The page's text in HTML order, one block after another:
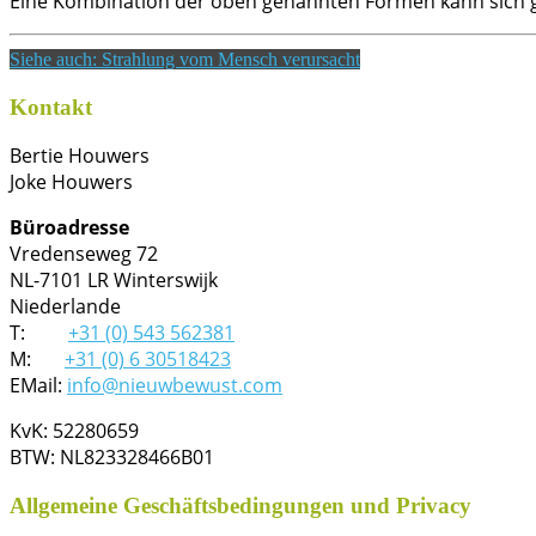
Siehe auch: Strahlung vom Mensch verursacht
Kontakt
Bertie Houwers
Joke Houwers
Büroadresse
Vredenseweg 72
NL-7101 LR Winterswijk
Niederlande
T: +31 (0) 543 562381
M:
+31 (0) 6 30518423
EMail: info@nieuwbewust.com
KvK: 52280659
BTW: NL823328466B01
Allgemeine Geschäftsbedingungen und Privacy